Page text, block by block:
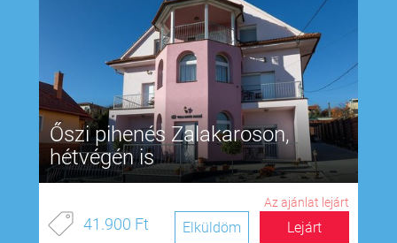
Őszi pihenés Zalakaroson,
hétvégén is
Az ajánlat lejárt
41.900 Ft Lejárt
Elküldöm